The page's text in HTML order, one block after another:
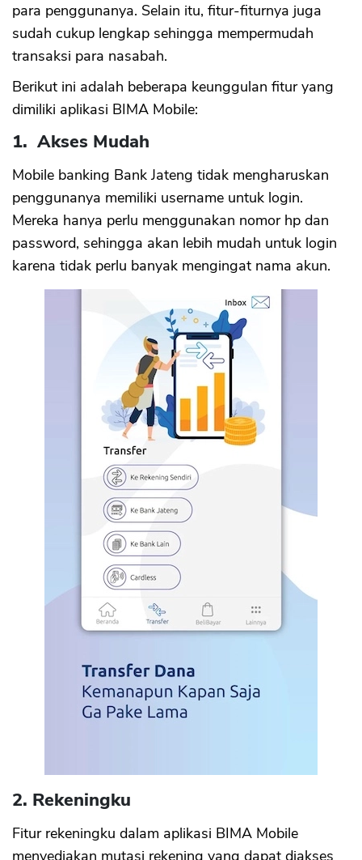
para penggunanya. Selain itu, fitur-fiturnya juga
sudah cukup lengkap sehingga mempermudah
transaksi para nasabah.
Berikut ini adalah beberapa keunggulan fitur yang
dimiliki aplikasi BIMA Mobile:
1. Akses Mudah
Mobile banking Bank Jateng tidak mengharuskan
penggunanya memiliki username untuk login.
Mereka hanya perlu menggunakan nomor hp dan
password, sehingga akan lebih mudah untuk login
karena tidak perlu banyak mengingat nama akun.
2. Rekeningku
Fitur rekeningku dalam aplikasi BIMA Mobile